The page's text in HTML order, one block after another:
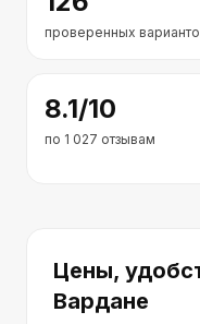
проверенных
8.1/10
по 1 027 отзывам
Цены,
Вардане